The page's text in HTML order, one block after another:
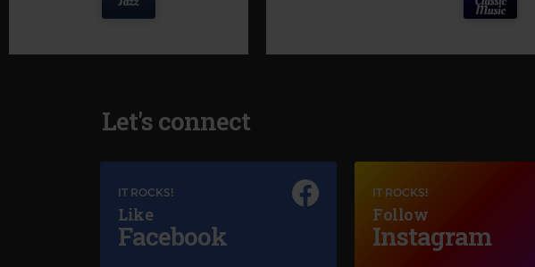
Let's connect
IT ROCKS!
Like
Facebook
IT ROCKS!
Follow
Instagram